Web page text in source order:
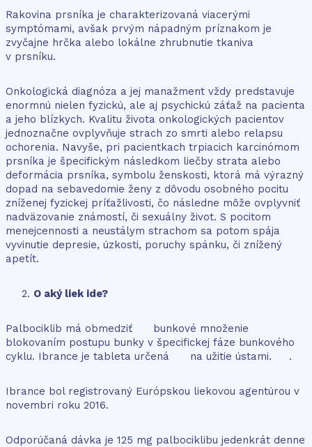
Rakovina prsníka je charakterizovaná viacerými
symptómami, avšak prvým nápadným príznakom je
zvyčajne hrčka alebo lokálne zhrubnutie tkaniva
v prsníku.
Onkologická diagnóza a jej manažment vždy predstavuje
enormnú nielen fyzickú, ale aj psychickú záťaž na pacienta
a jeho blízkych. Kvalitu života onkologických pacientov
jednoznačne ovplyvňuje strach zo smrti alebo relapsu
ochorenia. Navyše, pri pacientkach trpiacich karcinómom
prsníka je špecifickým následkom liečby strata alebo
deformácia prsníka, symbolu ženskosti, ktorá má výrazný
dopad na sebavedomie ženy z dôvodu osobného pocitu
zníženej fyzickej príťažlivosti, čo následne môže ovplyvniť
nadväzovanie známostí, či sexuálny život. S pocitom
menejcennosti a neustálym strachom sa potom spája
vyvinutie depresie, úzkosti, poruchy spánku, či znížený
apetít.
O aký liek ide?
Palbociklib má obmedziť bunkové množenie
blokovaním postupu bunky v špecifickej fáze bunkového
cyklu. Ibrance je tableta určená na užitie ústami. .
Ibrance bol registrovaný Európskou liekovou agentúrou v
novembri roku 2016.
Odporúčaná dávka je 125 mg palbociklibu jedenkrát denne